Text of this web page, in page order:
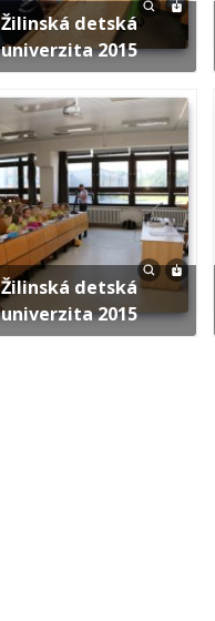
Žilinská detská
univerzita 2015
Žilinská detská
univerzita 2015